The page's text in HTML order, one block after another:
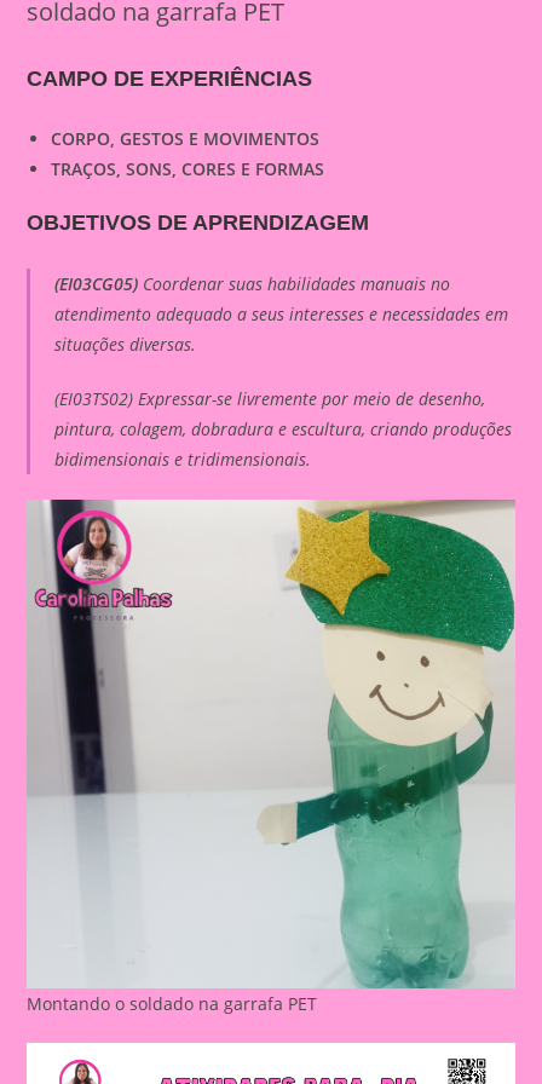
soldado na garrafa PET
CAMPO DE EXPERIÊNCIAS
CORPO, GESTOS E MOVIMENTOS
TRAÇOS, SONS, CORES E FORMAS
OBJETIVOS DE APRENDIZAGEM
(EI03CG05) Coordenar suas habilidades manuais no
atendimento adequado a seus interesses e necessidades em
situações diversas.
(EI03TS02) Expressar-se livremente por meio de desenho,
pintura, colagem, dobradura e escultura, criando produções
bidimensionais e tridimensionais.
Montando o soldado na garrafa PET